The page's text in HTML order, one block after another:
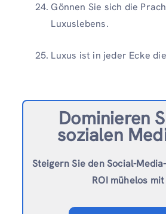
Gönnen Sie sich die
Luxuslebens.
Luxus ist in jeder Ecke
Dominieren
sozialen
Steigern Sie den Social-
ROI mühelos mit